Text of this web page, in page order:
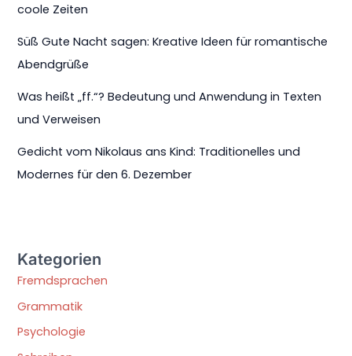
coole Zeiten
Süß Gute Nacht sagen: Kreative Ideen für romantische
Abendgrüße
Was heißt „ff.“? Bedeutung und Anwendung in Texten
und Verweisen
Gedicht vom Nikolaus ans Kind: Traditionelles und
Modernes für den 6. Dezember
Kategorien
Fremdsprachen
Grammatik
Psychologie